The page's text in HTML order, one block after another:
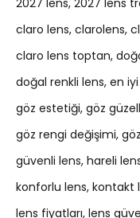
claro lens clarolens
claro lens toptan
doğal renkli lens en
göz estetiği göz
göz rengi değişimi
güvenli lens hareli
konforlu lens kontakt
lens fiyatları lens